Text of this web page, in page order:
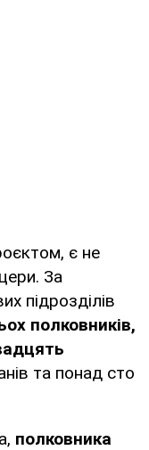
є не
За
підрозділів
полковників,
та понад сто
полковника